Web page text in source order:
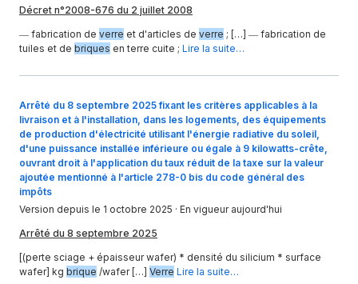
Décret n°2008-676 du 2 juillet 2008
― fabrication de verre et d'articles de verre ; […] ― fabrication de
tuiles et de briques en terre cuite ; Lire la suite…
Arrêté du 8 septembre 2025 fixant les critères applicables à la
livraison et à l'installation, dans les logements, des équipements
de production d'électricité utilisant l'énergie radiative du soleil,
d'une puissance installée inférieure ou égale à 9 kilowatts-crête,
ouvrant droit à l'application du taux réduit de la taxe sur la valeur
ajoutée mentionné à l'article 278-0 bis du code général des
impôts
Version depuis le 1 octobre 2025 · En vigueur aujourd'hui
Arrêté du 8 septembre 2025
[(perte sciage + épaisseur wafer) * densité du silicium * surface
wafer] kg brique /wafer […] Verre Lire la suite…